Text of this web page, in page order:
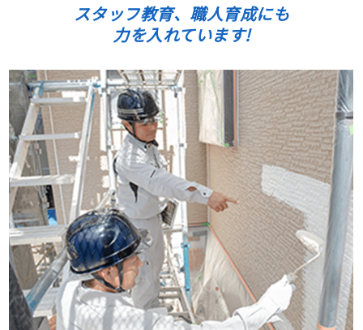
スタッフ教育、職人育成にも
力を入れています!